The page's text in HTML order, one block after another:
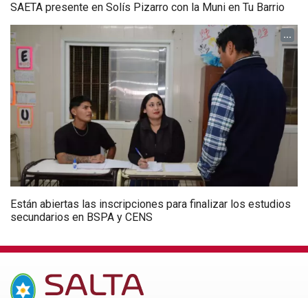
SAETA presente en Solís Pizarro con la Muni en Tu Barrio
...
Están abiertas las inscripciones para finalizar los estudios
secundarios en BSPA y CENS